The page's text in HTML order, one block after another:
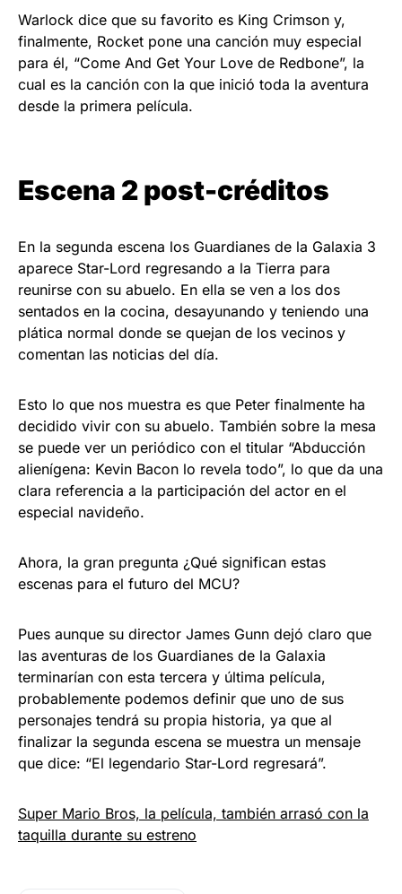
Warlock dice que su favorito es King Crimson y,
finalmente, Rocket pone una canción muy especial
para él, “Come And Get Your Love de Redbone”, la
cual es la canción con la que inició toda la aventura
desde la primera película.
Escena 2 post-créditos
En la segunda escena los Guardianes de la Galaxia 3
aparece Star-Lord regresando a la Tierra para
reunirse con su abuelo. En ella se ven a los dos
sentados en la cocina, desayunando y teniendo una
plática normal donde se quejan de los vecinos y
comentan las noticias del día.
Esto lo que nos muestra es que Peter finalmente ha
decidido vivir con su abuelo. También sobre la mesa
se puede ver un periódico con el titular “Abducción
alienígena: Kevin Bacon lo revela todo”, lo que da una
clara referencia a la participación del actor en el
especial navideño.
Ahora, la gran pregunta ¿Qué significan estas
escenas para el futuro del MCU?
Pues aunque su director James Gunn dejó claro que
las aventuras de los Guardianes de la Galaxia
terminarían con esta tercera y última película,
probablemente podemos definir que uno de sus
personajes tendrá su propia historia, ya que al
finalizar la segunda escena se muestra un mensaje
que dice: “El legendario Star-Lord regresará”.
Super Mario Bros, la película, también arrasó con la
taquilla durante su estreno